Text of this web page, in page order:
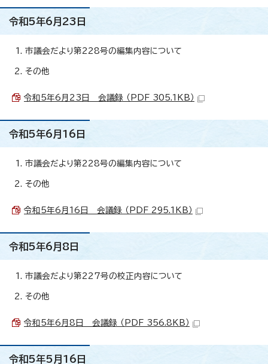
令和5年6月23日
市議会だより第228号の編集内容について
その他
令和5年6月23日 会議録 （PDF 305.1KB）
令和5年6月16日
市議会だより第228号の編集内容について
その他
令和5年6月16日 会議録 （PDF 295.1KB）
令和5年6月8日
市議会だより第227号の校正内容について
その他
令和5年6月8日 会議録 （PDF 356.8KB）
令和5年5月16日